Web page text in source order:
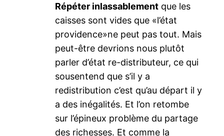
Répéter inlassablement que les
caisses sont vides que «l’état
providence»ne peut pas tout. Mais
peut-être devrions nous plutôt
parler d’état re-distributeur, ce qui
sousentend que s’il y a
redistribution c’est qu’au départ il y
a des inégalités. Et l’on retombe
sur l’épineux problème du partage
des richesses. Et comme la